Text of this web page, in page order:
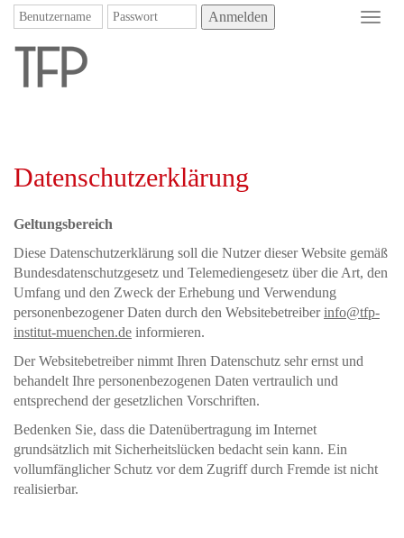
Anmelden
Datenschutzerklärung
Geltungsbereich
Diese Datenschutzerklärung soll die Nutzer dieser Website gemäß
Bundesdatenschutzgesetz und Telemediengesetz über die Art, den
Umfang und den Zweck der Erhebung und Verwendung
personenbezogener Daten durch den Websitebetreiberinfo@tfp-
institut-muenchen.de informieren.
Der Websitebetreiber nimmt Ihren Datenschutz sehr ernst und
behandelt Ihre personenbezogenen Daten vertraulich und
entsprechend der gesetzlichen Vorschriften.
Bedenken Sie, dass die Datenübertragung im Internet
grundsätzlich mit Sicherheitslücken bedacht sein kann. Ein
vollumfänglicher Schutz vor dem Zugriff durch Fremde ist nicht
realisierbar.